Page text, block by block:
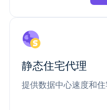
静态住宅代理
提供数据中心速度和住